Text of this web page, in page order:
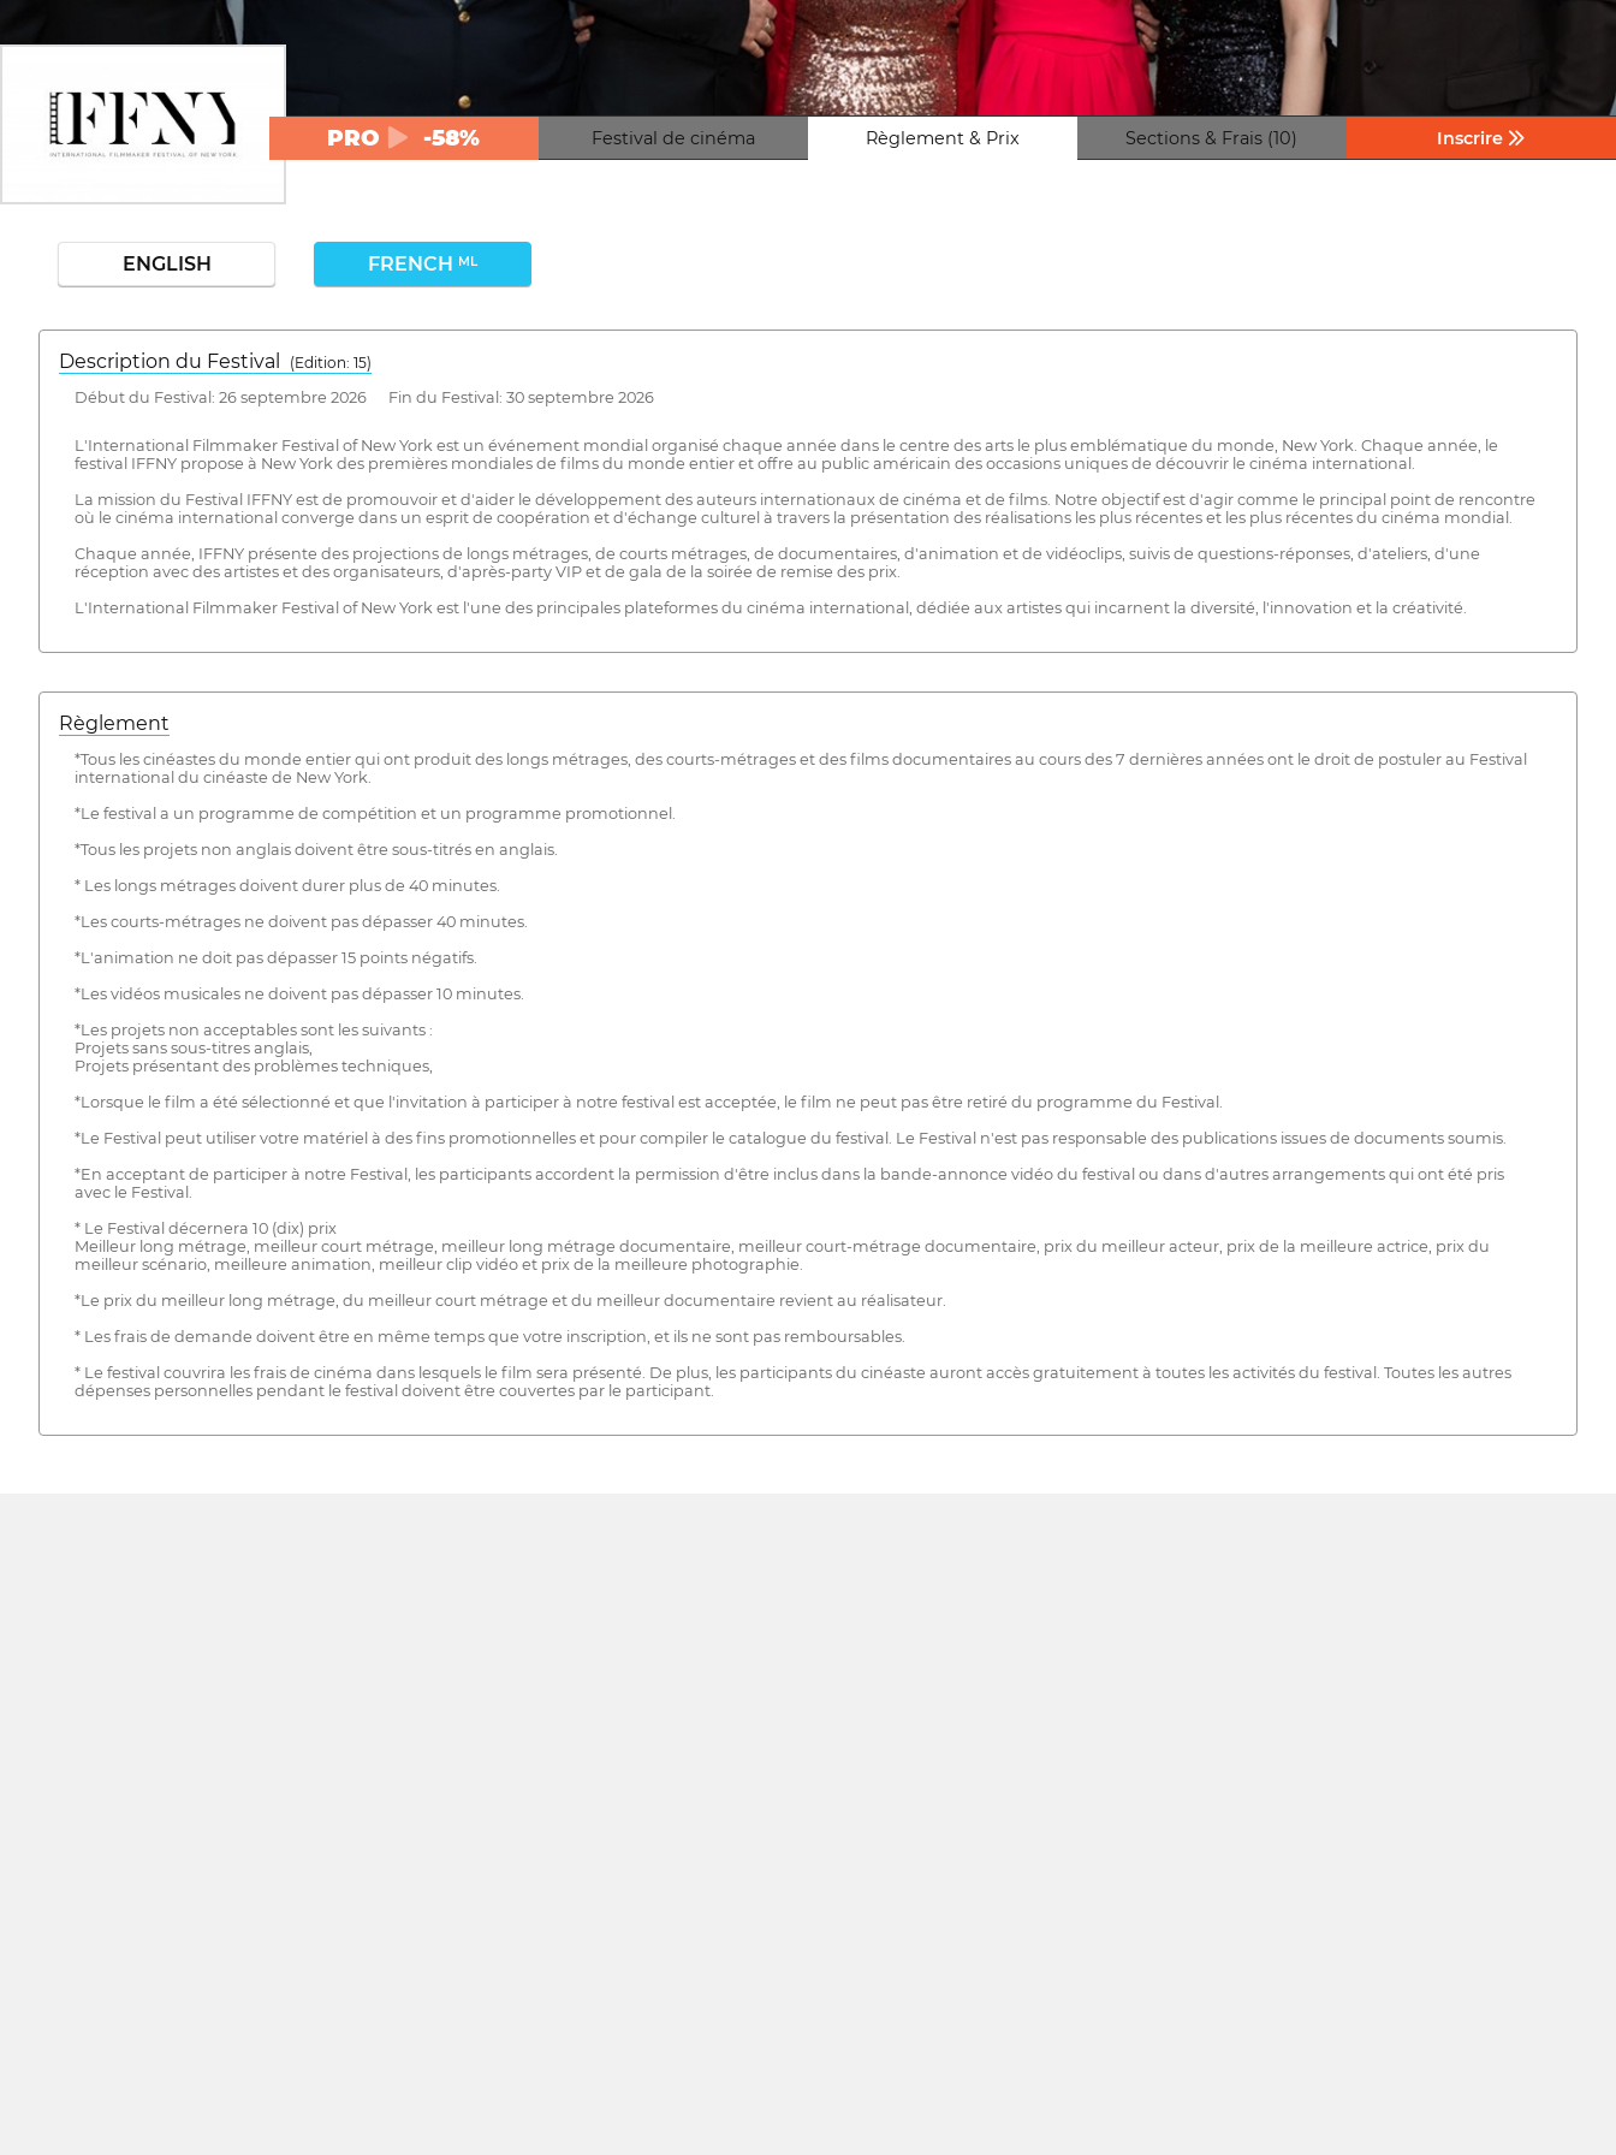
PRO -58% Festival de cinéma Règlement & Prix Sections & Frais (10) Inscrire
ENGLISH FRENCH ML
Description du Festival
( Edition: 15)
Début du Festival: 26 septembre 2026 Fin du Festival: 30 septembre 2026
L'International Filmmaker Festival of New York est un événement mondial organisé chaque année dans le centre des arts le plus emblématique du monde, New York. Chaque année, le
festival IFFNY propose à New York des premières mondiales de films du monde entier et offre au public américain des occasions uniques de découvrir le cinéma international.
La mission du Festival IFFNY est de promouvoir et d'aider le développement des auteurs internationaux de cinéma et de films. Notre objectif est d'agir comme le principal point de rencontre
où le cinéma international converge dans un esprit de coopération et d'échange culturel à travers la présentation des réalisations les plus récentes et les plus récentes du cinéma mondial.
Chaque année, IFFNY présente des projections de longs métrages, de courts métrages, de documentaires, d'animation et de vidéoclips, suivis de questions-réponses, d'ateliers, d'une
réception avec des artistes et des organisateurs, d'après-party VIP et de gala de la soirée de remise des prix.
L'International Filmmaker Festival of New York est l'une des principales plateformes du cinéma international, dédiée aux artistes qui incarnent la diversité, l'innovation et la créativité.
Règlement
*Tous les cinéastes du monde entier qui ont produit des longs métrages, des courts-métrages et des films documentaires au cours des 7 dernières années ont le droit de postuler au Festival
international du cinéaste de New York.
*Le festival a un programme de compétition et un programme promotionnel.
*Tous les projets non anglais doivent être sous-titrés en anglais.
* Les longs métrages doivent durer plus de 40 minutes.
*Les courts-métrages ne doivent pas dépasser 40 minutes.
*L'animation ne doit pas dépasser 15 points négatifs.
*Les vidéos musicales ne doivent pas dépasser 10 minutes.
*Les projets non acceptables sont les suivants :
Projets sans sous-titres anglais,
Projets présentant des problèmes techniques,
*Lorsque le film a été sélectionné et que l'invitation à participer à notre festival est acceptée, le film ne peut pas être retiré du programme du Festival.
*Le Festival peut utiliser votre matériel à des fins promotionnelles et pour compiler le catalogue du festival. Le Festival n'est pas responsable des publications issues de documents soumis.
*En acceptant de participer à notre Festival, les participants accordent la permission d'être inclus dans la bande-annonce vidéo du festival ou dans d'autres arrangements qui ont été pris
avec le Festival.
* Le Festival décernera 10 (dix) prix
Meilleur long métrage, meilleur court métrage, meilleur long métrage documentaire, meilleur court-métrage documentaire, prix du meilleur acteur, prix de la meilleure actrice, prix du
meilleur scénario, meilleure animation, meilleur clip vidéo et prix de la meilleure photographie.
*Le prix du meilleur long métrage, du meilleur court métrage et du meilleur documentaire revient au réalisateur.
* Les frais de demande doivent être en même temps que votre inscription, et ils ne sont pas remboursables.
* Le festival couvrira les frais de cinéma dans lesquels le film sera présenté. De plus, les participants du cinéaste auront accès gratuitement à toutes les activités du festival. Toutes les autres
dépenses personnelles pendant le festival doivent être couvertes par le participant.